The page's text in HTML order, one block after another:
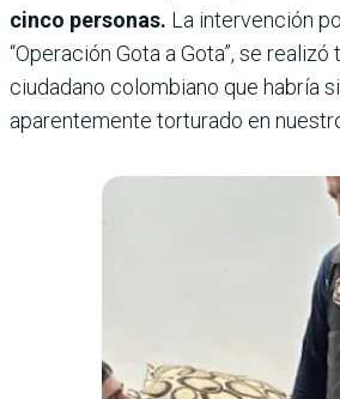
cinco personas. La intervención
“Operación Gota a Gota”, se
ciudadano colombiano que habría
aparentemente torturado en